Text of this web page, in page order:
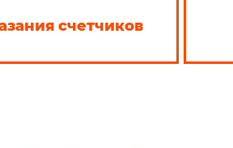
счетчиков